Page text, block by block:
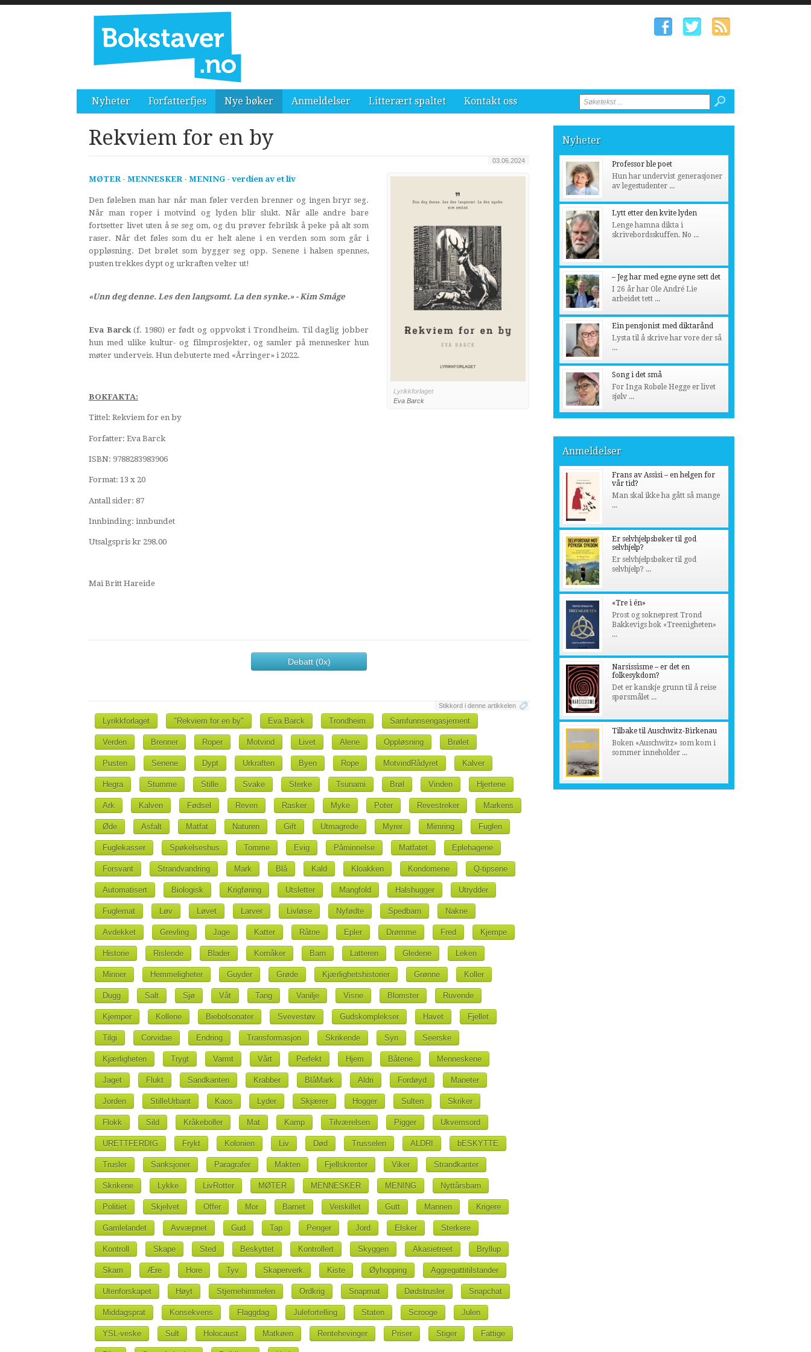
Nyheter Forfatterfjes Nye bøker Anmeldelser Litterært spaltet Kontakt oss
Rekviem for en by
03.06.2024
Lyrikkforlaget
Eva Barck
MØTER - MENNESKER - MENING - verdien av et liv
Den følelsen man har når man føler verden brenner og ingen bryr seg.
Når man roper i motvind og lyden blir slukt. Når alle andre bare
fortsetter livet uten å se seg om, og du prøver febrilsk å peke på alt som
raser. Når det føles som du er helt alene i en verden som som går i
oppløsning. Det brølet som bygger seg opp. Senene i halsen spennes,
pusten trekkes dypt og urkraften velter ut!
«Unn deg denne. Les den langsomt. La den synke.» - Kim Småge
Eva Barck(f. 1980) er født og oppvokst i Trondheim. Til daglig jobber
hun med ulike kultur- og filmprosjekter, og samler på mennesker hun
møter underveis. Hun debuterte med «Årringer» i 2022.
BOKFAKTA:
Tittel: Rekviem for en by
Forfatter: Eva Barck
ISBN: 9788283983906
Format: 13 x 20
Antall sider: 87
Innbinding: innbundet
Utsalgspris kr 298.00
Mai Britt Hareide
Debatt (0x)
Stikkord i denne artikkelen
Lyrikkforlaget "Rekviem for en by" Eva Barck Trondheim Samfunnsengasjement
Verden Brenner Roper Motvind Livet Alene Oppløsning Brølet
Pusten Senene Dypt Urkraften Byen Rope MotvindRådyret Kalver
Hegra Stumme Stille Svake Sterke Tsunami Brøl Vinden Hjertene
Ark Kalven Fødsel Reven Rasker Myke Poter Revestreker Markens
Øde Asfalt Matfat Naturen Gift Utmagrede Myrer Mimring Fuglen
Fuglekasser Spøkelseshus Tomme Evig Påminnelse Matfatet Eplehagene
Forsvant Strandvandring Mark Blå Kald Kloakken Kondomene Q-tipsene
Automatisert Biologisk Krigføring Utsletter Mangfold Halshugger Utrydder
Fuglemat Løv Løvet Larver Livløse Nyfødte Spedbarn Nakne
Avdekket Grevling Jage Katter Råtne Epler Drømme Fred Kjempe
Historie Rislende Blader Kornåker Barn Latteren Gledene Leken
Minner Hemmeligheter Guyder Grøde Kjærlighetshistorier Grønne Koller
Dugg Salt Sjø Våt Tang Vanilje Visne Blomster Ruvende
Kjemper Kollene Biebolsonater Svevestøv Gudskomplekser Havet Fjellet
Tilgi Corvidae Endring Transformasjon Skrikende Syn Seerske
Kjærligheten Trygt Varmt Vårt Perfekt Hjem Båtene Menneskene
Jaget Flukt Sandkanten Krabber BlåMark Aldri Fordøyd Maneter
Jorden StilleUrbant Kaos Lyder Skjærer Hogger Sulten Skriker
Flokk Sild Kråkeboller Mat Kamp Tilværelsen Pigger Ukvemsord
URETTFERDIG Frykt Kolonien Liv Død Trusselen ALDRI bESKYTTE
Trusler Sanksjoner Paragrafer Makten Fjellskrenter Viker Strandkanter
Skrikene Lykke LivRotter MØTER MENNESKER MENING Nyttårsbarn
Politiet Skjelvet Offer Mor Barnet Veiskillet Gutt Mannen Krigere
Gamlelandet Avvæpnet Gud Tap Penger Jord Elsker Sterkere
Kontroll Skape Sted Beskyttet Kontrollert Skyggen Akasietreet Bryllup
Skam Ære Hore Tyv Skaperverk Kiste Øyhopping Aggregattitilstander
Utenforskapet Høyt Stjernehimmelen Ordkrig Snapmat Dødstrusler Snapchat
Middagsprat Konsekvens Flaggdag Julefortelling Staten Scrooge Julen
YSL-veske Sult Holocaust Matkøen Rentehevinger Priser Stiger Fattige
Nyheter
Professor ble poet
Hun har undervist generasjoner
av legestudenter ...
Lytt etter den kvite lyden
Lenge hamna dikta i
skrivebordsskuffen. No ...
– Jeg har med egne øyne sett det
I 26 år har Ole André Lie
arbeidet tett ...
Ein pensjonist med diktarånd
Lysta til å skrive har vore der så
...
Song i det små
For Inga Robøle Hegge er livet
sjølv ...
Anmeldelser
Frans av Assisi – en helgen for
vår tid?
Man skal ikke ha gått så mange
...
Er selvhjelpsbøker til god
selvhjelp?
Er selvhjelpsbøker til god
selvhjelp? ...
«Tre i én»
Prost og sokneprest Trond
Bakkevigs bok «Treenigheten»
...
Narsissisme – er det en
folkesykdom?
Det er kanskje grunn til å reise
spørsmålet ...
Tilbake til Auschwitz-Birkenau
Boken «Auschwitz» som kom i
sommer inneholder ...